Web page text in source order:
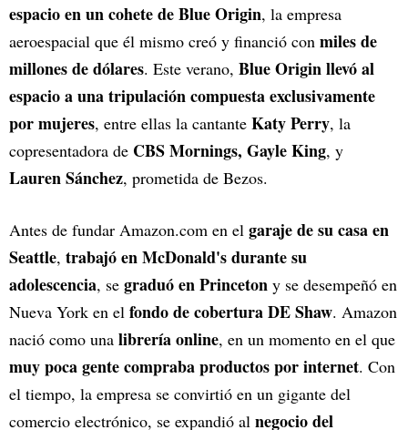
espacio en un cohete de Blue Origin, la empresa
aeroespacial que él mismo creó y financió con miles de
millones de dólares. Este verano, Blue Origin llevó al
espacio a una tripulación compuesta exclusivamente
por mujeres, entre ellas la cantante Katy Perry, la
copresentadora de CBS Mornings, Gayle King, y
Lauren Sánchez, prometida de Bezos.
Antes de fundar Amazon.com en el garaje de su casa en
Seattle, trabajó en McDonald's durante su
adolescencia, se graduó en Princeton y se desempeñó en
Nueva York en el fondo de cobertura DE Shaw. Amazon
nació como una librería online, en un momento en el que
muy poca gente compraba productos por internet. Con
el tiempo, la empresa se convirtió en un gigante del
comercio electrónico, se expandió al negocio del